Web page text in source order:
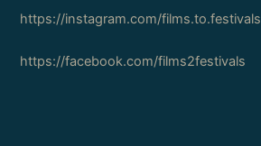
https://instagram.com/films.to.festivals
https://facebook.com/films2festivals